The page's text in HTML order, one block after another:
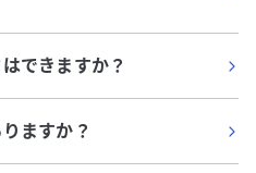
できますか？
ますか？